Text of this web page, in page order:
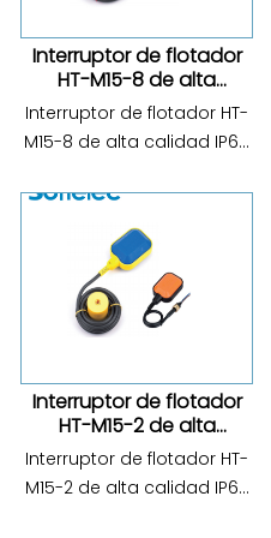
Interruptor de flotador
HT-M15-8 de alta
calidad IP68 CA 220 V
Interruptor de flotador HT-
M15-8 de alta calidad IP68
M15-8; Voltaje nominal: CA
110/220 V; Corriente
máxima: CA 16 (4) A;
Frecuencia: 50/60 Hz;
Temperatura máxima de
uso: 60 ℃; Gra...
Interruptor de flotador
HT-M15-2 de alta
calidad IP68 CA 220 V
Interruptor de flotador HT-
M15-2 de alta calidad IP68